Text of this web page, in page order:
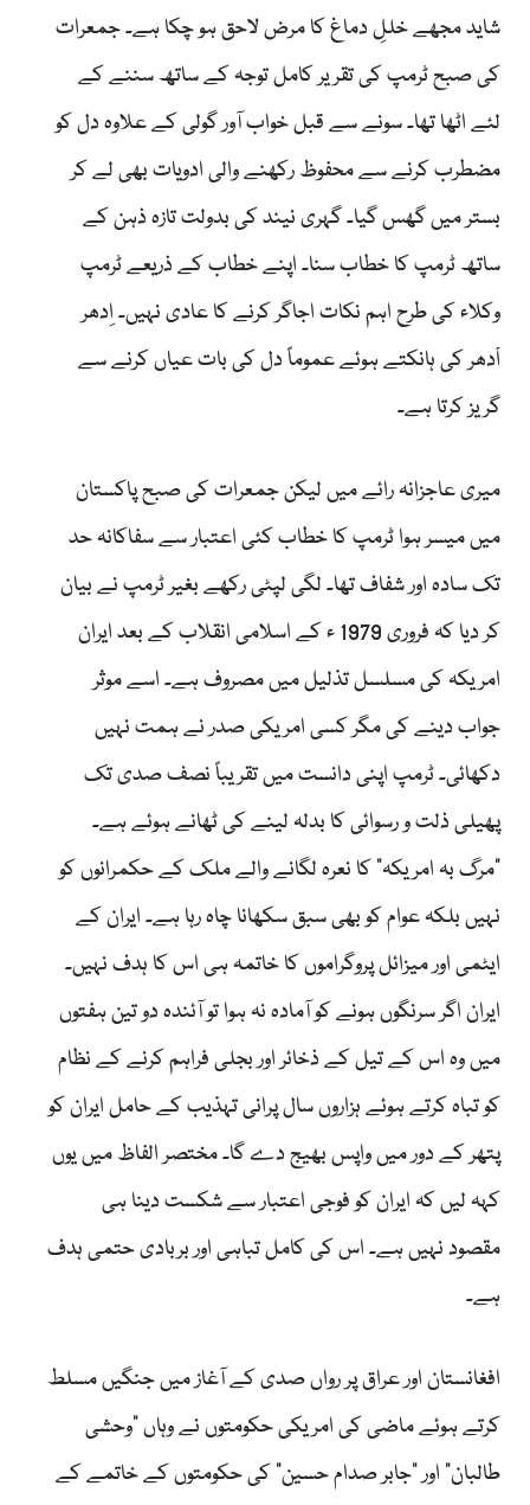
شاید مجھے خللِ دماغ کا مرض لاحق ہو چکا ہے۔ جمعرات
کی صبح ٹرمپ کی تقریر کامل توجہ کے ساتھ سننے کے
لئے اٹھا تھا۔ سونے سے قبل خواب آور گولی کے علاوہ دل کو
مضطرب کرنے سے محفوظ رکھنے والی ادویات بھی لے کر
بستر میں گھس گیا۔ گہری نیند کی بدولت تازہ ذہن کے
ساتھ ٹرمپ کا خطاب سنا۔ اپنے خطاب کے ذریعے ٹرمپ
وکلاء کی طرح اہم نکات اجاگر کرنے کا عادی نہیں۔ اِدھر
اْدھر کی ہانکتے ہوئے عموماً دل کی بات عیاں کرنے سے
گریز کرتا ہے۔
میری عاجزانہ رائے میں لیکن جمعرات کی صبح پاکستان
میں میسر ہوا ٹرمپ کا خطاب کئی اعتبار سے سفاکانہ حد
تک سادہ اور شفاف تھا۔ لگی لپٹی رکھے بغیر ٹرمپ نے بیان
کر دیا کہ فروری 1979 ء کے اسلامی انقلاب کے بعد ایران
امریکہ کی مسلسل تذلیل میں مصروف ہے۔ اسے موثر
جواب دینے کی مگر کسی امریکی صدر نے ہمت نہیں
دکھائی۔ ٹرمپ اپنی دانست میں تقریباً نصف صدی تک
پھیلی ذلت و رسوائی کا بدلہ لینے کی ٹھانے ہوئے ہے۔
”مرگ بہ امریکہ“ کا نعرہ لگانے والے ملک کے حکمرانوں کو
نہیں بلکہ عوام کو بھی سبق سکھانا چاہ رہا ہے۔ ایران کے
ایٹمی اور میزائل پروگراموں کا خاتمہ ہی اس کا ہدف نہیں۔
ایران اگر سرنگوں ہونے کو آمادہ نہ ہوا تو آئندہ دو تین ہفتوں
میں وہ اس کے تیل کے ذخائر اور بجلی فراہم کرنے کے نظام
کو تباہ کرتے ہوئے ہزاروں سال پرانی تہذیب کے حامل ایران کو
پتھر کے دور میں واپس بھیج دے گا۔ مختصر الفاظ میں یوں
کہہ لیں کہ ایران کو فوجی اعتبار سے شکست دینا ہی
مقصود نہیں ہے۔ اس کی کامل تباہی اور بربادی حتمی ہدف
ہے۔
افغانستان اور عراق پر رواں صدی کے آغاز میں جنگیں مسلط
کرتے ہوئے ماضی کی امریکی حکومتوں نے وہاں ”وحشی
طالبان“ اور ”جابر صدام حسین“ کی حکومتوں کے خاتمے کے